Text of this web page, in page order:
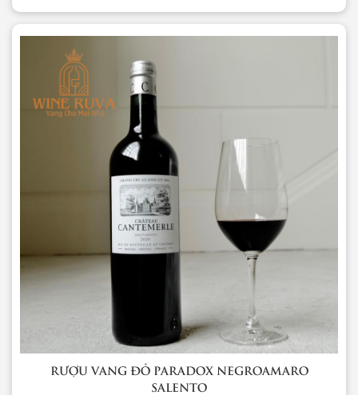
RƯỢU VANG ĐỎ PARADOX NEGROAMARO
SALENTO